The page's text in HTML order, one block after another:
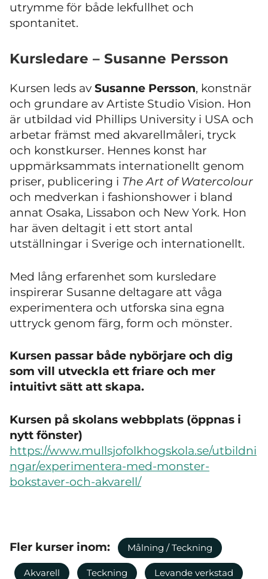
utrymme för både lekfullhet och
spontanitet.
Kursledare – Susanne Persson
Kursen leds av Susanne Persson, konstnär
och grundare av Artiste Studio Vision. Hon
är utbildad vid Phillips University i USA och
arbetar främst med akvarellmåleri, tryck
och konstkurser. Hennes konst har
uppmärksammats internationellt genom
priser, publicering i The Art of Watercolour
och medverkan i fashionshower i bland
annat Osaka, Lissabon och New York. Hon
har även deltagit i ett stort antal
utställningar i Sverige och internationellt.
Med lång erfarenhet som kursledare
inspirerar Susanne deltagare att våga
experimentera och utforska sina egna
uttryck genom färg, form och mönster.
Kursen passar både nybörjare och dig
som vill utveckla ett friare och mer
intuitivt sätt att skapa.
Kursen på skolans webbplats (öppnas i
nytt fönster)
https://www.mullsjofolkhogskola.se/utbildni
ngar/experimentera-med-monster-
bokstaver-och-akvarell/
Fler kurser inom: Målning / Teckning
Akvarell Teckning Levande verkstad